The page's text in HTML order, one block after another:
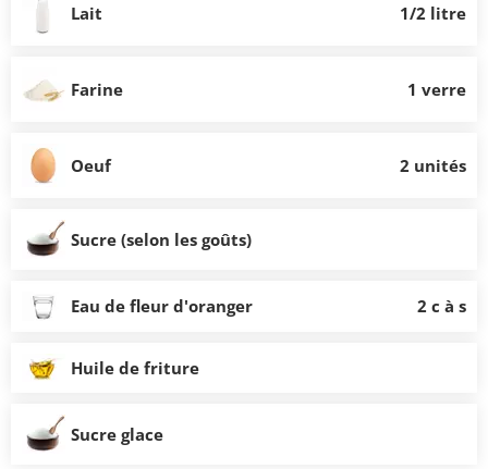
Lait 1/2 litre
Farine 1 verre
Oeuf 2 unités
Sucre (selon les goûts)
Eau de fleur d'oranger 2 c à s
Huile de friture
Sucre glace